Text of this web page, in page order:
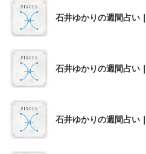
石井ゆかりの週間占い
石井ゆかりの週間占い
石井ゆかりの週間占い